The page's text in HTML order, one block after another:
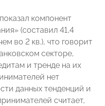
компонент
(составил 41,4
во 2 кв.), что говорит
секторе,
и тренде на их
нет
данных тенденций и
считает,